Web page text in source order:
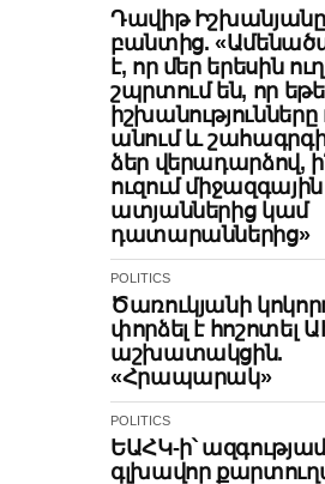
Դավիթ
բանտից.
է, որ մեր երեսին
շպրտում են, որ
իշխանությունները
անում և
ձեր վերադարձով,
ուզում միջազգային
ատյաններից կամ
դատարաններից»
POLITICS
Ծառուկյանի
փորձել է հոշոտել
աշխատակցին.
«Հրապարակ»
POLITICS
ԵԱՀԿ-ի՝
գլխավոր